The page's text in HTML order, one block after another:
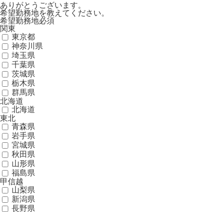
ありがとうございます。
希望勤務地を教えてください。
希望勤務地必須
関東
東京都
神奈川県
埼玉県
千葉県
茨城県
栃木県
群馬県
北海道
北海道
東北
青森県
岩手県
宮城県
秋田県
山形県
福島県
甲信越
山梨県
新潟県
長野県